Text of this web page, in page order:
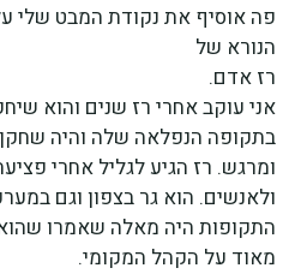
פה אוסיף את נקודת המבט שלי
הנורא של
רז אדם.
אני עוקב אחרי רז שנים והוא
בתקופה הנפלאה שלה והיה שחקן
ומרגש. רז הגיע לגליל אחרי
ולאנשים. הוא גר בצפון וגם
התקופות היה מאלה שאמרו שהוא
מאוד על הקהל המקומי.